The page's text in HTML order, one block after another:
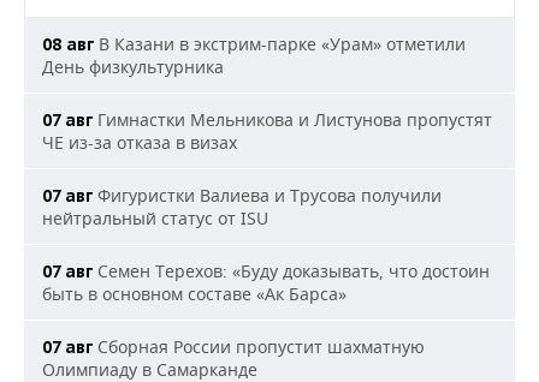
08 авг В Казани в экстрим-парке «Урам» отметили
День физкультурника
07 авг Гимнастки Мельникова и Листунова пропустят
ЧЕ из-за отказа в визах
07 авг Фигуристки Валиева и Трусова получили
нейтральный статус от ISU
07 авг Семен Терехов: «Буду доказывать, что достоин
быть в основном составе «Ак Барса»
07 авг Сборная России пропустит шахматную
Олимпиаду в Самарканде